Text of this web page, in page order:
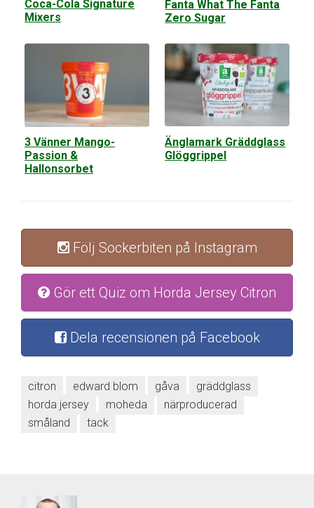
Coca-Cola Signature
Mixers
Fanta What The Fanta
Zero Sugar
3 Vänner Mango-
Passion &
Hallonsorbet
Änglamark Gräddglass
Glöggrippel
Följ Sockerbiten på Instagram
Gör ett Quiz om Horda Jersey Citron
Dela recensionen på Facebook
citron edward blom gåva
gräddglass
horda jersey
moheda
närproducerad
småland
tack